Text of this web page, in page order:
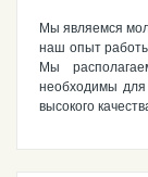
Мы являемся
наш опыт
Мы
необходимы для
высокого